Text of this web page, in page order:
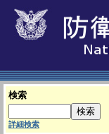
検索
詳細検索